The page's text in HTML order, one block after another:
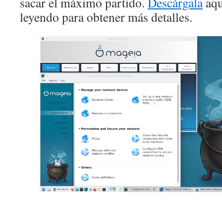
leyendo para obtener más detalles.